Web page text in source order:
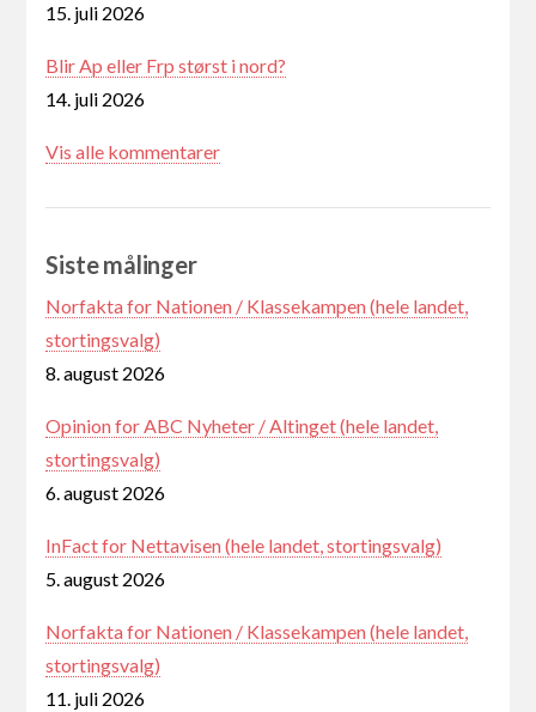
15. juli 2026
Blir Ap eller Frp størst i nord?
14. juli 2026
Vis alle kommentarer
Siste målinger
Norfakta for Nationen / Klassekampen (hele landet,
stortingsvalg)
8. august 2026
Opinion for ABC Nyheter / Altinget (hele landet,
stortingsvalg)
6. august 2026
InFact for Nettavisen (hele landet, stortingsvalg)
5. august 2026
Norfakta for Nationen / Klassekampen (hele landet,
stortingsvalg)
11. juli 2026